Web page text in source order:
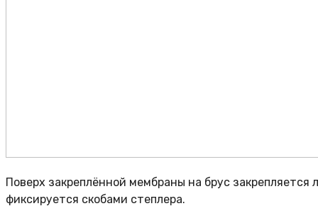
Поверх закреплённой мембраны на брус
фиксируется скобами степлера.